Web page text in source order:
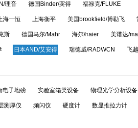
理音 德国Binder/宾得 福禄克/FLUKE
海一恒 上海衡平 美国brookfield/博勒飞
斯 德国马尔/Mahr 海尔/haier 美谱达/
日本AND/艾安得 瑞德威/RADWCN 飞越
电子地磅 实验室箱类设备 物理光学分析设备
测厚仪 频闪仪 硬度计 数显推拉力计